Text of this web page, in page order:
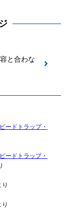
と合わな
ードトラップ・
ードトラップ・
り
り